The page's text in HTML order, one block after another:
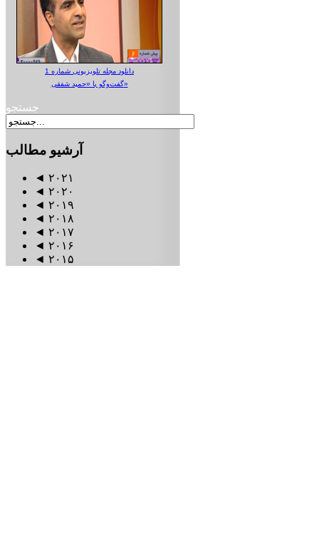
دانلود مجله تلویزیونی شماره 1
گفت‌وگو با «حمید شفقی»
جستجو
آرشیو مطالب
◄ ۲۰۲۱
◄ ۲۰۲۰
◄ ۲۰۱۹
◄ ۲۰۱۸
◄ ۲۰۱۷
◄ ۲۰۱۶
◄ ۲۰۱۵